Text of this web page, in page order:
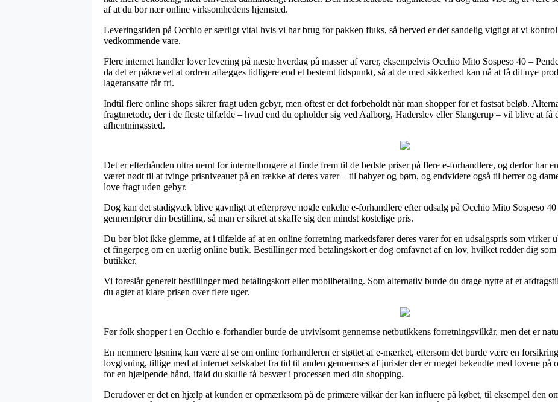
af at du bor nær online virksomhedens hjemsted.
Leveringstiden på Occhio er særligt vital hvis vi har brug for pakken fluks, så herved er det sandelig vigtigt at vi
vedkommende vare.
Flere internet handler lover levering på næste hverdag på masser af varer, eksempelvis Occhio Mito Sospeso 40 –
da det er påkrævet at ordren aflægges tidligere end et bestemt tidspunkt, så at de med sikkerhed kan nå at få dit nye
lageransatte får fri.
Indtil flere online shops sikrer fragt uden gebyr, men oftest er det forbeholdt når man shopper for et fastsat beløb.
fragtmetode, der i de fleste tilfælde – hvad end du opholder sig ved Aalborg, Haderslev eller Slangerup – vil blive at få
afhentningssted.
Det er efterhånden ultra nemt for internetbrugere at finde frem til de bedste priser på flere e-forhandlere, og derfor har
været nødt til at tvinge prisniveauet på en række af deres varer – til babyer og børn, og endvidere også til herrer og
love fragt uden gebyr.
Dog kan det stadigvæk blive gavnligt at efterprøve nogle enkelte e-forhandlere efter udsalg på Occhio Mito Sospeso
gennemfører din bestilling, så man er sikret at skaffe sig den mindst kostelige pris.
Du bør blot ikke glemme, at i tilfælde af at en online forretning markedsfører deres varer for en udsalgspris som virker
et fingerpeg om en uærlig online butik. Bestillinger med betalingskort er dog omfavnet af en lov, hvilket redder dig
butikker.
Vi foreslår generelt bestillinger med betalingskort eller mobilbetaling. Som alternativ burde du drage nytte af et
du agter at klare prisen over flere uger.
Før folk shopper i en Occhio e-forhandler burde de utvivlsomt gennemse netbutikkens forretningsvilkår, men det er
En nemmere løsning kan være at se om online forhandleren er støttet af e-mærket, eftersom det burde være en
lovgivning, tillige med at internet selskabet fra tid til anden gennemses af jurister der er meget bekendte med lovene på
for en hjælpende hånd, ifald du skulle få besvær i processen med din shopping.
Derudover er det en hjælp at kunden er opmærksom på de primære vilkår der kan influere på købet, til eksempel den